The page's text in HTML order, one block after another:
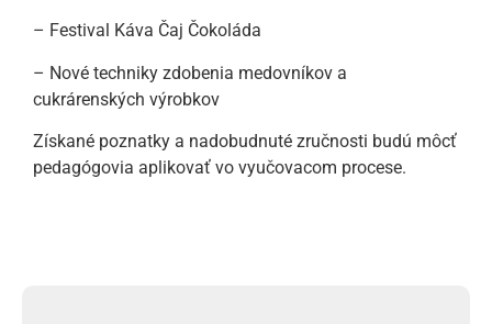
– Festival Káva Čaj Čokoláda
– Nové techniky zdobenia medovníkov a
cukrárenských výrobkov
Získané poznatky a nadobudnuté zručnosti budú môcť
pedagógovia aplikovať vo vyučovacom procese.